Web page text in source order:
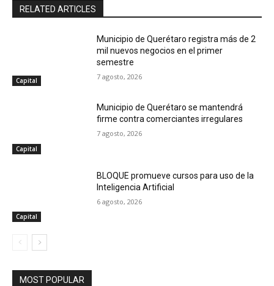
RELATED ARTICLES
Capital
Municipio de Querétaro registra más de 2
mil nuevos negocios en el primer
semestre
7 agosto, 2026
Capital
Municipio de Querétaro se mantendrá
firme contra comerciantes irregulares
7 agosto, 2026
Capital
BLOQUE promueve cursos para uso de la
Inteligencia Artificial
6 agosto, 2026
MOST POPULAR